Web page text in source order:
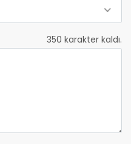
350 karakter kaldı.